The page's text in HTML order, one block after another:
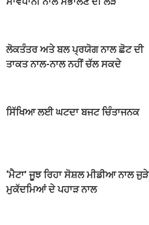
ਲੋਕਤੰਤਰ ਅਤੇ ਬਲ ਪ੍ਰਯੋਗ ਨਾਲ ਛੋਟ ਦੀ
ਤਾਕਤ ਨਾਲ-ਨਾਲ ਨਹੀਂ ਚੱਲ ਸਕਦੇ
ਸਿੱਖਿਆ ਲਈ ਘਟਦਾ ਬਜਟ ਚਿੰਤਾਜਨਕ
‘ਮੈਟਾ’ ਜੂਝ ਰਿਹਾ ਸੋਸ਼ਲ ਮੀਡੀਆ ਨਾਲ ਜੁੜੇ
ਮੁਕੱਦਮਿਆਂ ਦੇ ਪਹਾੜ ਨਾਲ